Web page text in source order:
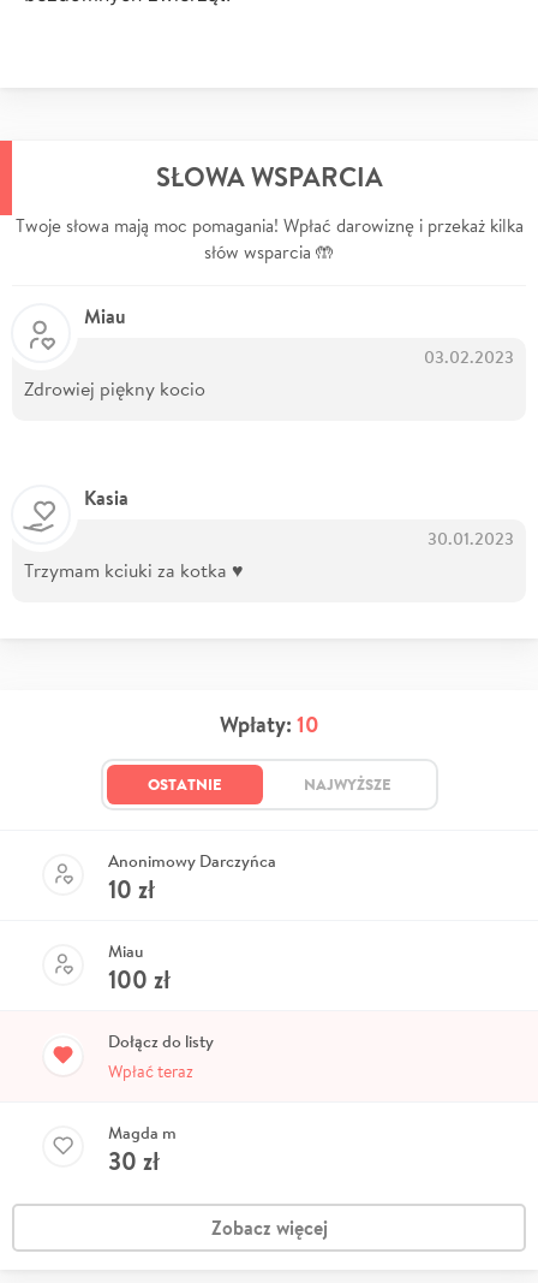
SŁOWA WSPARCIA
Twoje słowa mają moc pomagania! Wpłać darowiznę i przekaż kilka
słów wsparcia 🤲
Miau
03.02.2023
Zdrowiej piękny kocio
Kasia
30.01.2023
Trzymam kciuki za kotka ♥️
Wpłaty: 10
OSTATNIE NAJWYŻSZE
Anonimowy Darczyńca
10 zł
Miau
100 zł
Dołącz do listy
Wpłać teraz
Magda m
30 zł
Zobacz więcej